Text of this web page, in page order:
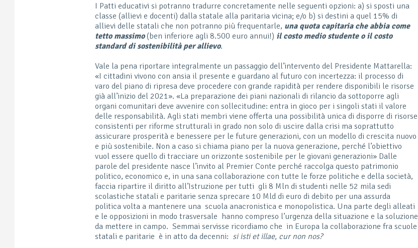
I Patti educativi si potranno tradurre concretamente nelle seguenti opzioni: a) si sposti una
classe (allievi e docenti) dalla statale alla paritaria vicina; e/o b) si destini a quel 15% di
allievi delle statali che non potranno più frequentarle, una quota capitaria che abbia come
tetto massimo(ben inferiore agli 8.500 euro annui!) il costo medio studente o il costo
standard di sostenibilità per allievo.
Vale la pena riportare integralmente un passaggio dell’intervento del Presidente Mattarella:
«I cittadini vivono con ansia il presente e guardano al futuro con incertezza: il processo di
varo del piano di ripresa deve procedere con grande rapidità per rendere disponibili le risorse
già all’inizio del 2021». «La preparazione dei piani nazionali di rilancio da sottoporre agli
organi comunitari deve avvenire con sollecitudine: entra in gioco per i singoli stati il valore
delle responsabilità. Agli stati membri viene offerta una possibilità unica di disporre di risorse
consistenti per riforme strutturali in grado non solo di uscire dalla crisi ma soprattutto
assicurare prosperità e benessere per le future generazioni, con un modello di crescita nuovo
e più sostenibile. Non a caso si chiama piano per la nuova generazione, perché l’obiettivo
vuol essere quello di tracciare un orizzonte sostenibile per le giovani generazioni» Dalle
parole del presidente nasce l’invito al Premier Conte perché raccolga questo patrimonio
politico, economico e, in una sana collaborazione con tutte le forze politiche e della società,
faccia ripartire il diritto all’Istruzione per tutti gli 8 Mln di studenti nelle 52 mila sedi
scolastiche statali e paritarie senza sprecare 10 Mld di euro di debito per una assurda
politica volta a mantenere una scuola anacronistica e monopolistica. Una parte degli alleati
e le opposizioni in modo trasversale hanno compreso l’urgenza della situazione e la soluzione
da mettere in campo. Semmai servisse ricordiamo che in Europa la collaborazione fra scuole
statali e paritarie è in atto da decenni: si isti et illae, cur non nos?